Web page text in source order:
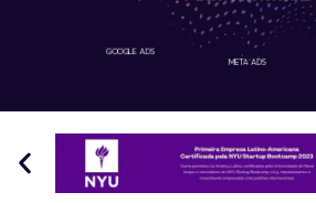
GOOGLE ADS
META ADS